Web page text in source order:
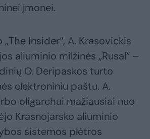
įmonei.
Insider“, A. Krasovickis
aliuminio milžinės „Rusal“ –
O. Deripaskos turto
elektroniniu paštu. A.
oligarchui mažiausiai nuo
Krasnojarsko aliuminio
sistemos plėtros